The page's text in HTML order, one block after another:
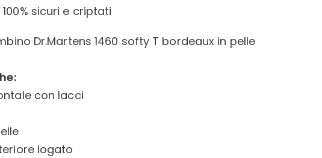
sicuri e criptati
Dr.Martens 1460 softy T bordeaux in pelle
con lacci
logato